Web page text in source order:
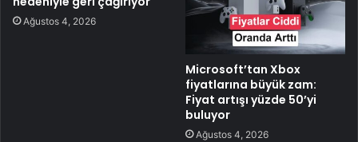
Ağustos 4, 2026
Microsoft’tan Xbox
fiyatlarına büyük zam:
Fiyat artışı yüzde 50’yi
buluyor
Ağustos 4, 2026